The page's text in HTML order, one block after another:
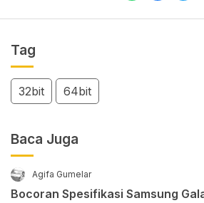
Tag
32bit 64bit
Baca Juga
Agifa Gumelar
Bocoran Spesifikasi Samsung